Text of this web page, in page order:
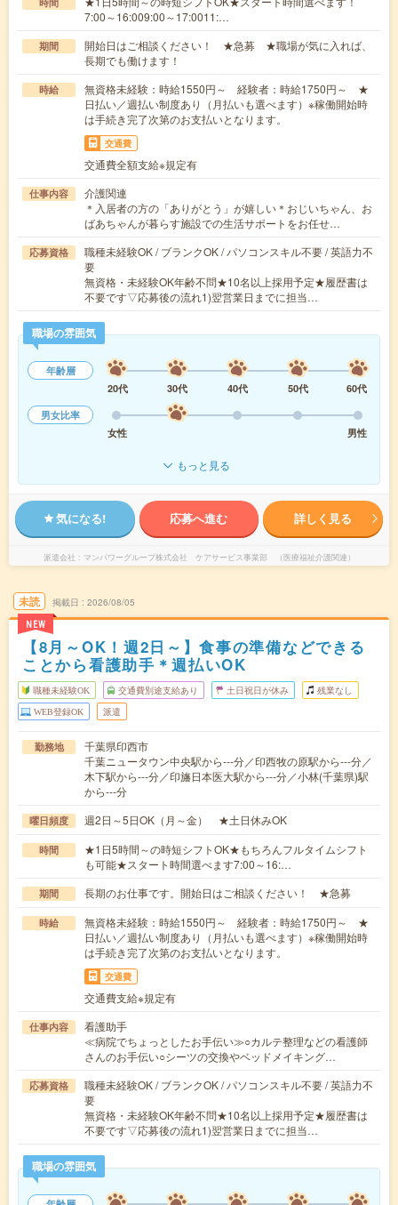
7:00～16:009:00～17:0011:…
期間
開始日はご相談ください！ ★急募 ★職場が気に入れば、
長期でも働けます！
時給
無資格未経験：時給1550円～ 経験者：時給1750円～ ★
日払い／週払い制度あり（月払いも選べます）※稼働開始時
は手続き完了次第のお支払いとなります。
交通費
交通費全額支給※規定有
仕事内容
介護関連
＊入居者の方の「ありがとう」が嬉しい＊おじいちゃん、お
ばあちゃんが暮らす施設での生活サポートをお任せ…
応募資格
職種未経験OK / ブランクOK / パソコンスキル不要 / 英語力不
要
無資格・未経験OK年齢不問★10名以上採用予定★履歴書は
不要です▽応募後の流れ1)翌営業日までに担当…
職場の雰囲気
年齢層
20代
30代 40代 50代
60代
男女比率
女性
男性
もっと見る
気になる! 応募へ進む 詳しく見る
派遣会社 マンパワーグループ株式会社 ケアサービス事業部 （医療福祉介護関連）
未読
NEW
掲載日 2026/08/05
【8月～OK！週2日～】食事の準備などできる
ことから看護助手＊週払いOK
職種未経験OK 交通費別途支給あり 土日祝日が休み 残業なし
WEB登録OK 派遣
勤務地
千葉県印西市
千葉ニュータウン中央駅から---分／印西牧の原駅から---分／
木下駅から---分／印旛日本医大駅から---分／小林(千葉県)駅
から---分
曜日頻度 週2日～5日OK（月～金） ★土日休みOK
時間
★1日5時間～の時短シフトOK★もちろんフルタイムシフト
も可能★スタート時間選べます7:00～16:…
期間 長期のお仕事です。開始日はご相談ください！ ★急募
時給
無資格未経験：時給1550円～ 経験者：時給1750円～ ★
日払い／週払い制度あり（月払いも選べます）※稼働開始時
は手続き完了次第のお支払いとなります。
交通費
交通費支給※規定有
仕事内容
看護助手
≪病院でちょっとしたお手伝い≫○カルテ整理などの看護師
さんのお手伝い○シーツの交換やベッドメイキング…
応募資格
職種未経験OK / ブランクOK / パソコンスキル不要 / 英語力不
要
無資格・未経験OK年齢不問★10名以上採用予定★履歴書は
不要です▽応募後の流れ1)翌営業日までに担当…
職場の雰囲気